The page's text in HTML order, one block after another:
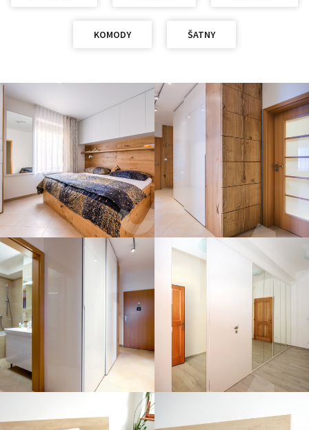
KOMODY ŠATNY